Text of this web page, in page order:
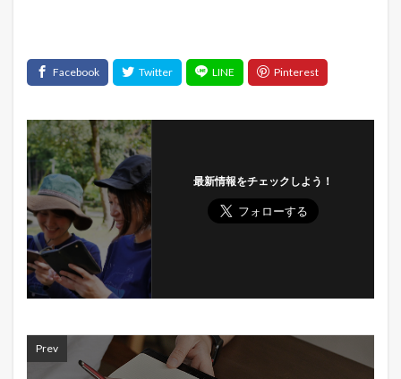
最新情報をチェックしよう！
Prev